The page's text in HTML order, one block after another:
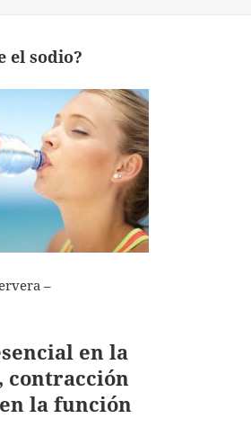
el sodio?
–
en la
contracción
la función